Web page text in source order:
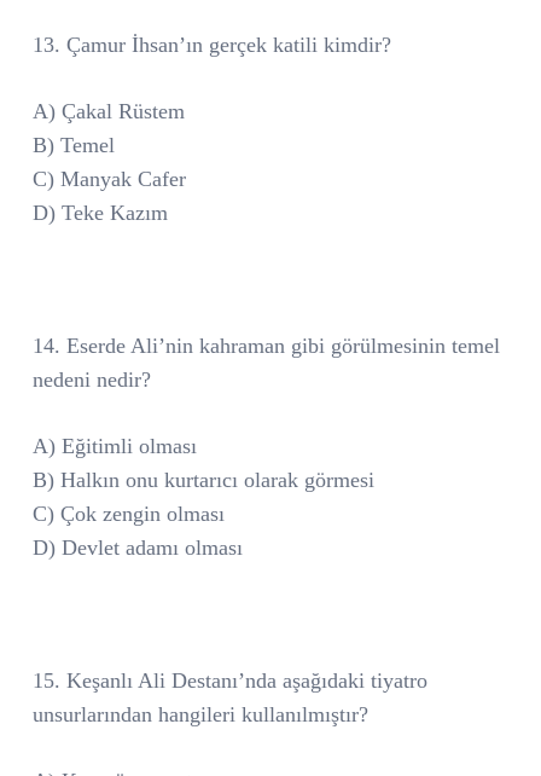
13. Çamur İhsan’ın gerçek katili kimdir?
A) Çakal Rüstem
B) Temel
C) Manyak Cafer
D) Teke Kazım
14. Eserde Ali’nin kahraman gibi görülmesinin temel
nedeni nedir?
A) Eğitimli olması
B) Halkın onu kurtarıcı olarak görmesi
C) Çok zengin olması
D) Devlet adamı olması
15. Keşanlı Ali Destanı’nda aşağıdaki tiyatro
unsurlarından hangileri kullanılmıştır?